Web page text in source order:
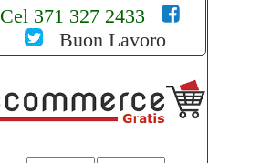
Cel 371 327 2433
Buon Lavoro